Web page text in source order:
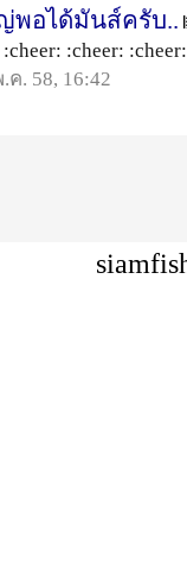
พอได้มันส์ครับ..
:cheer:
ค. 58, 16:42